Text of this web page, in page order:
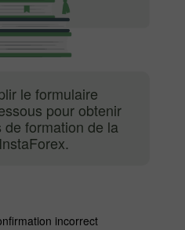
incorrect
le formulaire
pour obtenir
de formation de la